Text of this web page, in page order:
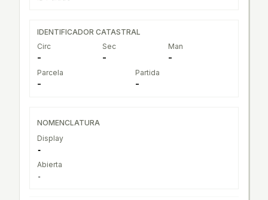
IDENTIFICADOR CATASTRAL
Circ
-
Sec
-
Man
-
Parcela
-
Partida
-
NOMENCLATURA
Display
-
Abierta
-